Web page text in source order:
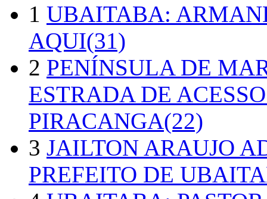
1 UBAITABA:
AQUI(31)
2 PENÍNSULA DE
ESTRADA DE
PIRACANGA(22)
3 JAILTON ARAUJO
PREFEITO DE